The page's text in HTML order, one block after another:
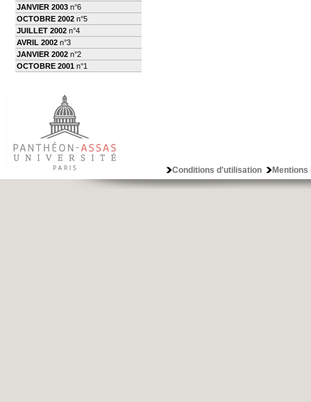
JANVIER 2003 n°6
OCTOBRE 2002 n°5
JUILLET 2002 n°4
AVRIL 2002 n°3
JANVIER 2002 n°2
OCTOBRE 2001 n°1
Conditions d'utilisation Mentions